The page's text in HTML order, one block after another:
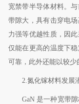
宽禁带半导体材料。
带隙大，具有击穿电
力强等优越性质，因
仅能在更高的温度下
可靠，此外还能以较少
2. 氮化镓材料发展
GaN 是一种宽带